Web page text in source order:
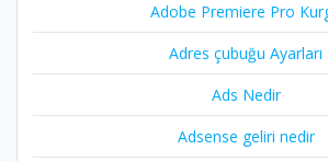
Adobe Premiere Pro
Adres çubuğu Ayarları
Ads Nedir
Adsense geliri nedir